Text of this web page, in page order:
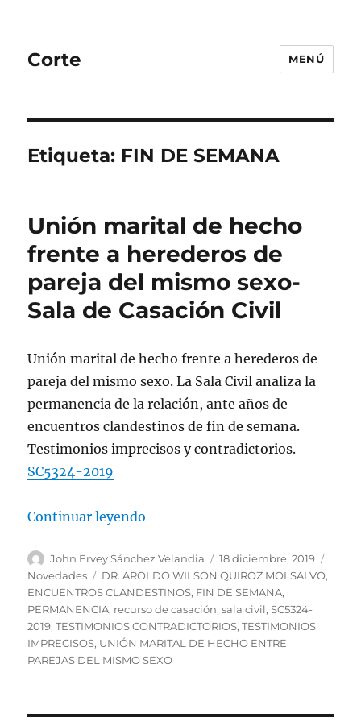
Corte MENÚ
Etiqueta: FIN DE SEMANA
Unión marital de hecho
frente a herederos de
pareja del mismo sexo-
Sala de Casación Civil
Unión marital de hecho frente a herederos de
pareja del mismo sexo. La Sala Civil analiza la
permanencia de la relación, ante años de
encuentros clandestinos de fin de semana.
Testimonios imprecisos y contradictorios.
SC5324-2019
Continuar leyendo
Autor
John Ervey Sánchez Velandia
Publicado
el
18 diciembre, 2019
Novedades
Etiquetas
DR. AROLDO WILSON QUIROZ MOLSALVO,
ENCUENTROS CLANDESTINOS, FIN DE SEMANA,
PERMANENCIA, recurso de casación,sala civil,SC5324-
2019,TESTIMONIOS CONTRADICTORIOS,TESTIMONIOS
IMPRECISOS, UNIÓN MARITAL DE HECHO ENTRE
PAREJAS DEL MISMO SEXO